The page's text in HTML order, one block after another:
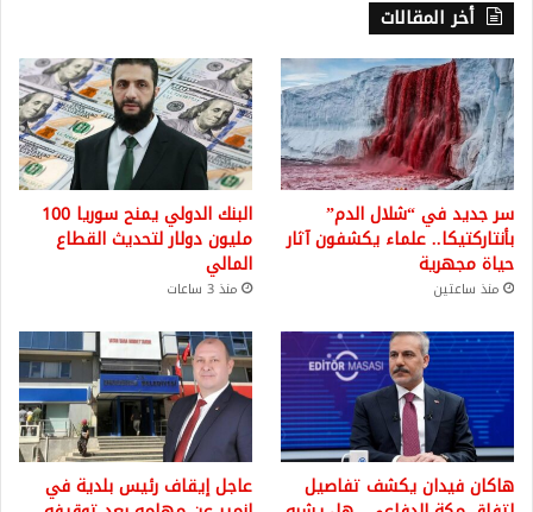
أخر المقالات
سر جديد في “شلال الدم”
بأنتاركتيكا.. علماء يكشفون آثار
حياة مجهرية
منذ ساعتين
البنك الدولي يمنح سوريا 100
مليون دولار لتحديث القطاع
المالي
منذ 3 ساعات
هاكان فيدان يكشف تفاصيل عاجل إيقاف رئيس بلدية في